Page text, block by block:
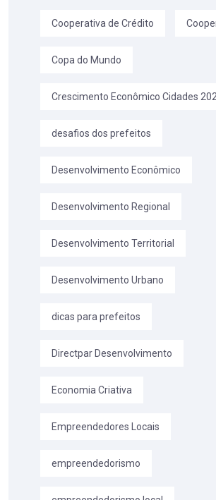
Cooperativa de Crédito
Copa do Mundo
Crescimento Econômico Cidades
desafios dos prefeitos
Desenvolvimento Econômico
Desenvolvimento Regional
Desenvolvimento Territorial
Desenvolvimento Urbano
dicas para prefeitos
Directpar Desenvolvimento
Economia Criativa
Empreendedores Locais
empreendedorismo